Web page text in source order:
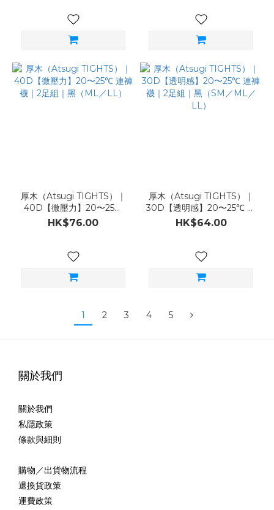
厚木（Atsugi TIGHTS）｜
40D【微壓力】20〜25℃
連褲襪｜2足組｜黑（ML／
LL）
HK$76.00
厚木（Atsugi TIGHTS）｜
30D【透明感】20〜25℃ 連
褲襪｜2足組｜黑（SM／
ML／LL）
HK$64.00
1 2 3 4 5
關於我們
關於我們
私隱政策
條款與細則
購物／出貨物流程
退換貨政策
運費政策